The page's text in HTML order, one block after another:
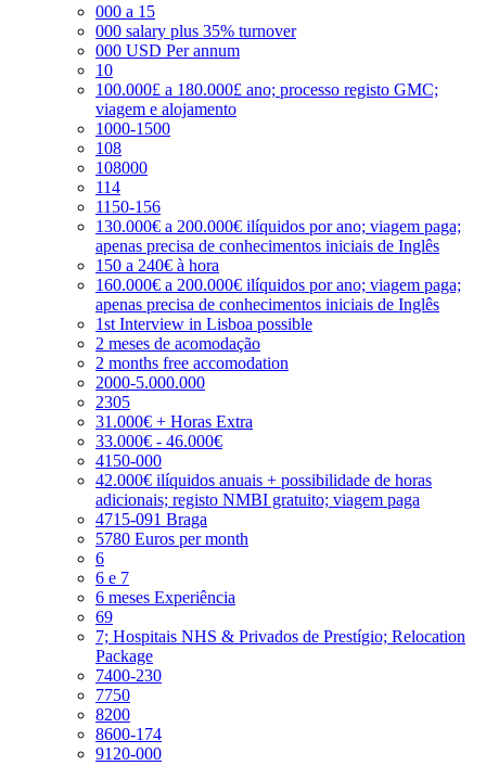
000 a 15
000 salary plus 35% turnover
000 USD Per annum
10
100.000£ a 180.000£ ano; processo registo GMC;
viagem e alojamento
1000-1500
108
108000
114
1150-156
130.000€ a 200.000€ ilíquidos por ano; viagem paga;
apenas precisa de conhecimentos iniciais de Inglês
150 a 240€ à hora
160.000€ a 200.000€ ilíquidos por ano; viagem paga;
apenas precisa de conhecimentos iniciais de Inglês
1st Interview in Lisboa possible
2 meses de acomodação
2 months free accomodation
2000-5.000.000
2305
31.000€ + Horas Extra
33.000€ - 46.000€
4150-000
42.000€ ilíquidos anuais + possibilidade de horas
adicionais; registo NMBI gratuito; viagem paga
4715-091 Braga
5780 Euros per month
6
6 e 7
6 meses Experiência
69
7; Hospitais NHS & Privados de Prestígio; Relocation
Package
7400-230
7750
8200
8600-174
9120-000